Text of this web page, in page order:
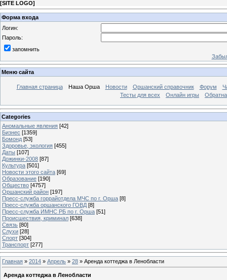
[SITE LOGO]
Форма входа
Логин:
Пароль:
запомнить
Меню сайта
Главная страница Наша Орша Новости Оршанский справочник Форум
Тесты для всех
Онлайн игры
Categories
Аномальные явления [42]
Бизнес [1359]
Бомонд [53]
Здоровье, экология [455]
Даты [107]
Дожинки-2008 [87]
Культура [501]
Новости этого сайта [69]
Образование [190]
Общество [4757]
Оршанский район [197]
Пресс-служба горрайотдела МЧС по г. Орша [8]
Пресс-служба оршанского ГОВД [8]
Пресс-служба ИМНС РБ по г. Орша [51]
Проиcшествия, криминал [638]
Связь [80]
Слухи [28]
Спорт [304]
Транспорт [277]
Главная » 2014 » Апрель » 28 » Аренда коттеджа в Ленобласти
Аренда коттеджа в Ленобласти